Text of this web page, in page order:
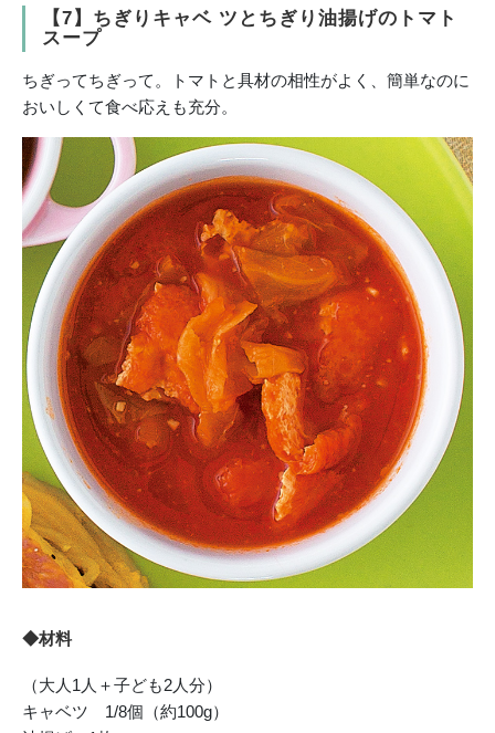
【7】ちぎりキャベ ツとちぎり油揚げのトマト
スープ
ちぎってちぎって。トマトと具材の相性がよく、簡単なのに
おいしくて食べ応えも充分。
◆材料
（大人1人＋子ども2人分）
キャベツ 1/8個（約100g）